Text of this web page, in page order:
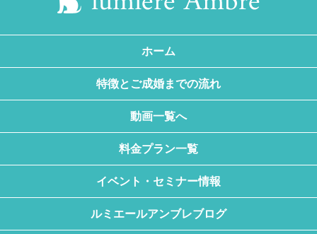
ホーム
特徴とご成婚までの流れ
動画一覧へ
料金プラン一覧
イベント・セミナー情報
ルミエールアンブレブログ